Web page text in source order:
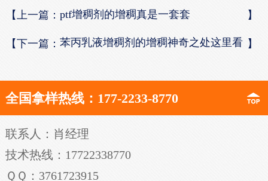
【上一篇： ptf增稠剂的增稠真是一套套 】
【下一篇： 苯丙乳液增稠剂的增稠神奇之处这里看 】
全国拿样热线：177-2233-8770
联系人：肖经理
技术热线：17722338770
ＱＱ：3761723915